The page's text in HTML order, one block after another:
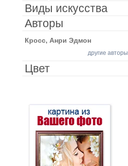
Виды искусства
Авторы
Кросс, Анри Эдмон
другие авторы
Цвет